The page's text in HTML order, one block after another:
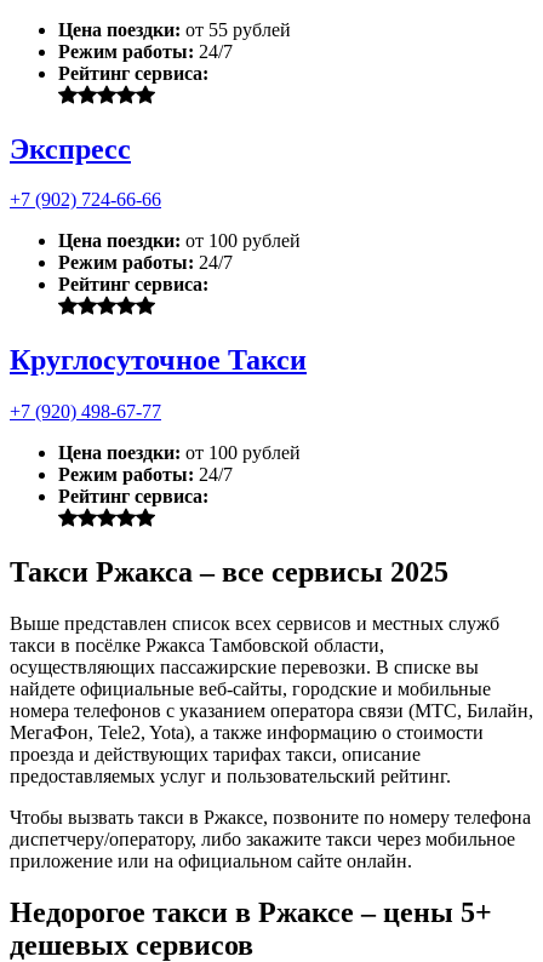
Цена поездки: от 55 рублей
Режим работы: 24/7
Рейтинг сервиса:
Экспресс
+7 (902) 724-66-66
Цена поездки: от 100 рублей
Режим работы: 24/7
Рейтинг сервиса:
Круглосуточное Такси
+7 (920) 498-67-77
Цена поездки: от 100 рублей
Режим работы: 24/7
Рейтинг сервиса:
Такси Ржакса – все сервисы 2025
Выше представлен список всех сервисов и местных служб
такси в посёлке Ржакса Тамбовской области,
осуществляющих пассажирские перевозки. В списке вы
найдете официальные веб-сайты, городские и мобильные
номера телефонов с указанием оператора связи (МТС, Билайн,
МегаФон, Tele2, Yota), а также информацию о стоимости
проезда и действующих тарифах такси, описание
предоставляемых услуг и пользовательский рейтинг.
Чтобы вызвать такси в Ржаксе, позвоните по номеру телефона
диспетчеру/оператору, либо закажите такси через мобильное
приложение или на официальном сайте онлайн.
Недорогое такси в Ржаксе – цены 5+
дешевых сервисов